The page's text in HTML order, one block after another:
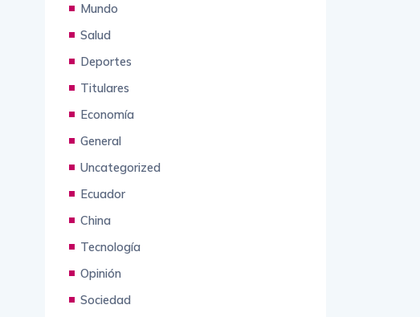
Mundo
Salud
Deportes
Titulares
Economía
General
Uncategorized
Ecuador
China
Tecnología
Opinión
Sociedad